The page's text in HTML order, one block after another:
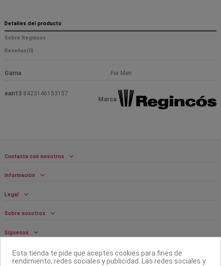
Detalles del producto
Sobre Regincos
Reseñas(0)
Gama For Men
Marca
ean13 8423146153157
Contacta con nosotros
Información
Legal
Sobre nosotros
Síguenos
Boletín
Esta tienda te pide que aceptes cookies para fines de
rendimiento, redes sociales y publicidad. Las redes sociales y